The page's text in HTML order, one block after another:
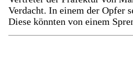
Verdacht. In einem der Opfer
Diese könnten von einem